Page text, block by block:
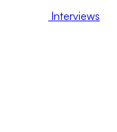
Interviews